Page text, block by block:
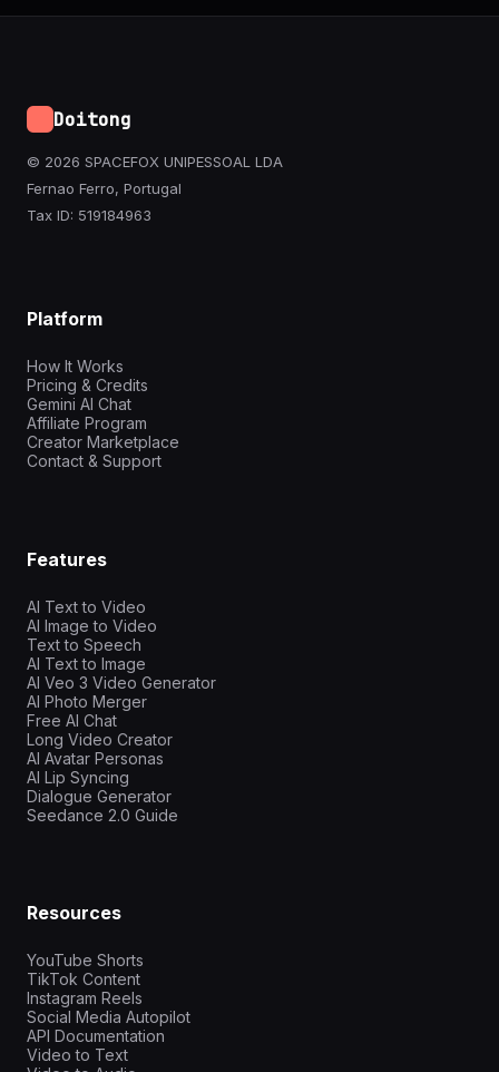
Doitong
© 2026 SPACEFOX UNIPESSOAL LDA
Fernao Ferro, Portugal
Tax ID: 519184963
Platform
How It Works
Pricing & Credits
Gemini AI Chat
Affiliate Program
Creator Marketplace
Contact & Support
Features
AI Text to Video
AI Image to Video
Text to Speech
AI Text to Image
AI Veo 3 Video Generator
AI Photo Merger
Free AI Chat
Long Video Creator
AI Avatar Personas
AI Lip Syncing
Dialogue Generator
Seedance 2.0 Guide
Resources
YouTube Shorts
TikTok Content
Instagram Reels
Social Media Autopilot
API Documentation
Video to Text